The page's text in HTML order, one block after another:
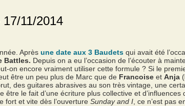
11/2014
Après une date aux 3 Baudets qui avait été
Battles. Depuis on a eu l’occasion de l’écouter à
on encore vraiment utiliser cette formule ? Si le
être un peu plus de Marc que de Francoise et Anja
des guitares abrasives au son très vintage, une
être le fait d’une écriture plus collective et
fort et vite dès l’ouverture Sunday and I , ce n’est pas